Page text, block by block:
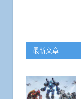
最新文章